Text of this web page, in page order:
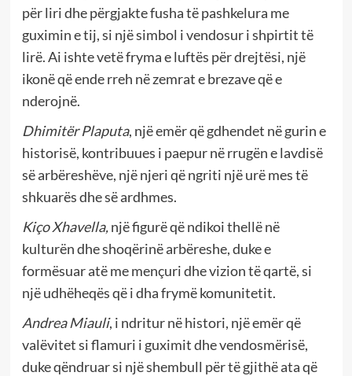
për liri dhe përgjakte fusha të pashkelura me
guximin e tij, si një simbol i vendosur i shpirtit të
lirë. Ai ishte vetë fryma e luftës për drejtësi, një
ikonë që ende rreh në zemrat e brezave që e
nderojnë.
Dhimitër Plaputa, një emër që gdhendet në gurin e
historisë, kontribuues i paepur në rrugën e lavdisë
së arbëreshëve, një njeri që ngriti një urë mes të
shkuarës dhe së ardhmes.
Kiço Xhavella,një figurë që ndikoi thellë në
kulturën dhe shoqërinë arbëreshe, duke e
formësuar atë me mençuri dhe vizion të qartë, si
një udhëheqës që i dha frymë komunitetit.
Andrea Miauli, i ndritur në histori, një emër që
valëvitet si flamuri i guximit dhe vendosmërisë,
duke qëndruar si një shembull për të gjithë ata që